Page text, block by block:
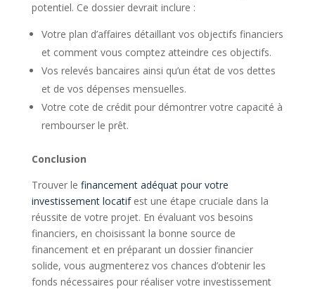
potentiel. Ce dossier devrait inclure :
Votre plan d’affaires détaillant vos objectifs financiers
et comment vous comptez atteindre ces objectifs.
Vos relevés bancaires ainsi qu’un état de vos dettes
et de vos dépenses mensuelles.
Votre cote de crédit pour démontrer votre capacité à
rembourser le prêt.
Conclusion
Trouver le financement adéquat pour votre
investissement locatifest une étape cruciale dans la
réussite de votre projet. En évaluant vos besoins
financiers, en choisissant la bonne source de
financement et en préparant un dossier financier
solide, vous augmenterez vos chances d’obtenir les
fonds nécessaires pour réaliser votre investissement